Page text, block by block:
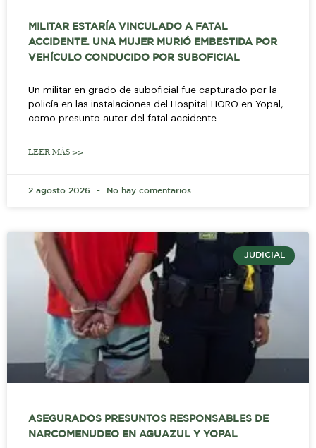
MILITAR ESTARÍA VINCULADO A FATAL
ACCIDENTE. UNA MUJER MURIÓ EMBESTIDA POR
VEHÍCULO CONDUCIDO POR SUBOFICIAL
Un militar en grado de suboficial fue capturado por la
policía en las instalaciones del Hospital HORO en Yopal,
como presunto autor del fatal accidente
LEER MÁS >>
2 agosto 2026 No hay comentarios
JUDICIAL
ASEGURADOS PRESUNTOS RESPONSABLES DE
NARCOMENUDEO EN AGUAZUL Y YOPAL